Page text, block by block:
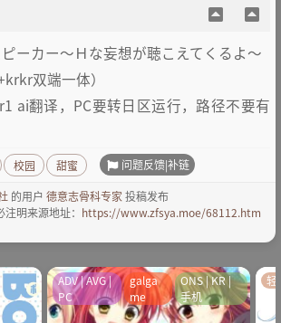
ーカー～Ｈな妄想が聴こえてくるよ～
双端一体）
ai翻译，PC要转日区运行，路径不要有
校园 甜蜜 问题反馈|补链
的用户 德意志骨科专家 投稿发布
明来源地址： https://www.zfsya.moe/68112.htm
ADV | AVG |
PC
galga
me
ONS | KR |
手机
轻